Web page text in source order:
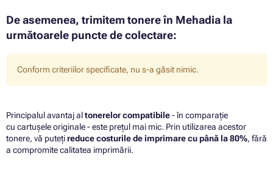
De asemenea, trimitem tonere în Mehadia la
următoarele puncte de colectare:
Conform criteriilor specificate, nu s-a găsit nimic.
Principalul avantaj altonerelor compatibile- în comparație
cu cartușele originale - este prețul mai mic. Prin utilizarea acestor
tonere, vă putețireduce costurile de imprimare cu până la 80%, fără
a compromite calitatea imprimării.